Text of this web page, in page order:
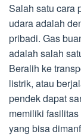
Salah satu cara
udara adalah
pribadi. Gas
adalah salah
Beralih ke
listrik, atau
pendek dapat
memiliki
yang bisa